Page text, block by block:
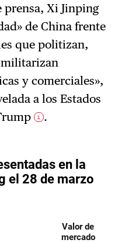
prensa, Xi Jinping
de China frente
que politizan,
y comerciales»,
a los Estados
1 .